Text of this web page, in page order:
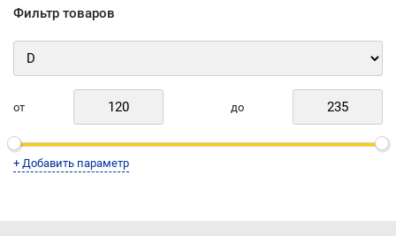
Производство CMT (Италия)
Фильтр товаров
от до
+ Добавить параметр